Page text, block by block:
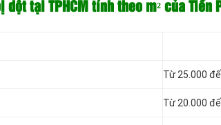
tại TPHCM tính theo m² của Tiến
Từ 25.000
Từ 20.000